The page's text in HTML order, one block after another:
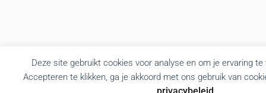
Deze site gebruikt cookies voor analyse en om je ervaring
Accepteren te klikken, ga je akkoord met ons gebruik van